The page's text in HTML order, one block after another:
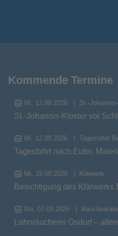
Kommende Termine
Mi, 12.08.2026 St.-
St.-Johannis-Kloster vor
Mi, 12.08.2026 Tagesfahrt
Tagesfahrt nach Eutin,
Mi, 19.08.2026 Klärwerk
Besichtigung des Klärwerks
Mo, 07.09.2026 Räucherkate
Lohnräucherei Osdorf –